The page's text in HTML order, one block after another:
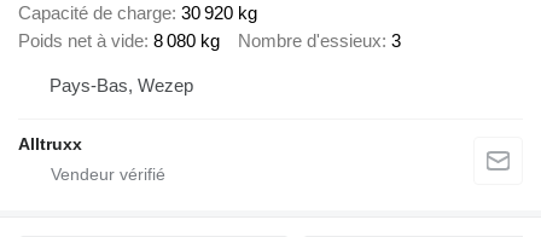
Capacité de charge 30 920 kg
Poids net à vide 8 080 kg Nombre d'essieux 3
Pays-Bas, Wezep
Alltruxx